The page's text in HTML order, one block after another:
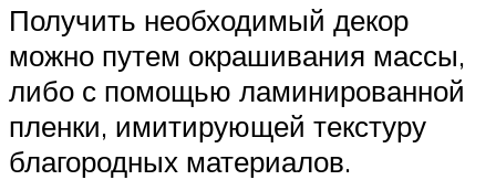
Получить необходимый декор
можно путем окрашивания массы,
либо с помощью ламинированной
пленки, имитирующей текстуру
благородных материалов.